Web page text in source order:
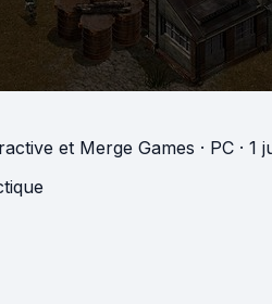
et Merge Games · PC · 1